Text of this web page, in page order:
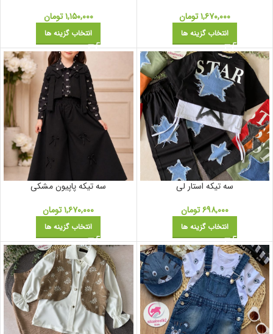
۱,۶۷۰,۰۰۰تومان
انتخاب گزینه ها
۱,۱۵۰,۰۰۰تومان
انتخاب گزینه ها
سه تیکه استار لی
۶۹۸,۰۰۰تومان
انتخاب گزینه ها
سه تیکه پاپیون مشکی
۱,۶۷۰,۰۰۰تومان
انتخاب گزینه ها